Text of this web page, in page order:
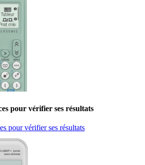
pour vérifier ses résultats
pour vérifier ses résultats